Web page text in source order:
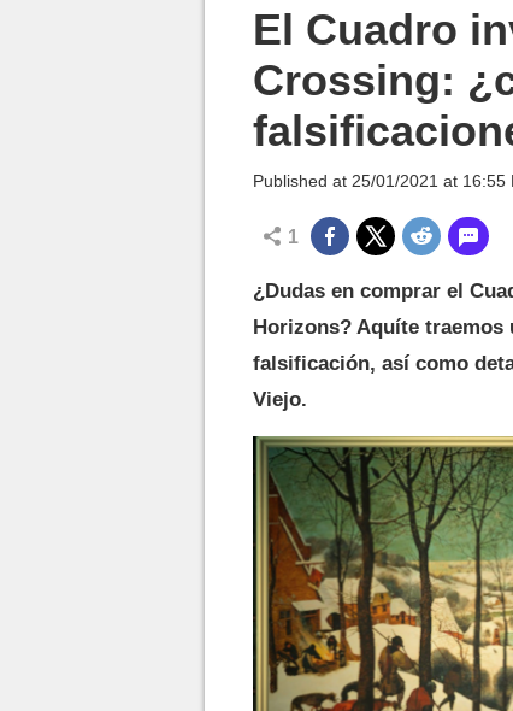
El Cuadro
Crossing:
Published at 25/01/2021 at 16:55
1
¿Dudas en comprar el
Horizons? Aquíte traemos
falsificación, así como
Viejo.